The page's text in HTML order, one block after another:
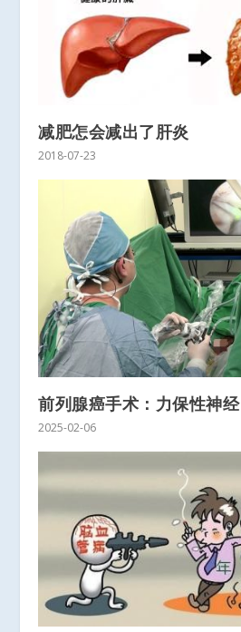
减肥怎会减出了肝炎
2018-07-23
前列腺癌手术：力保性神经
2025-02-06